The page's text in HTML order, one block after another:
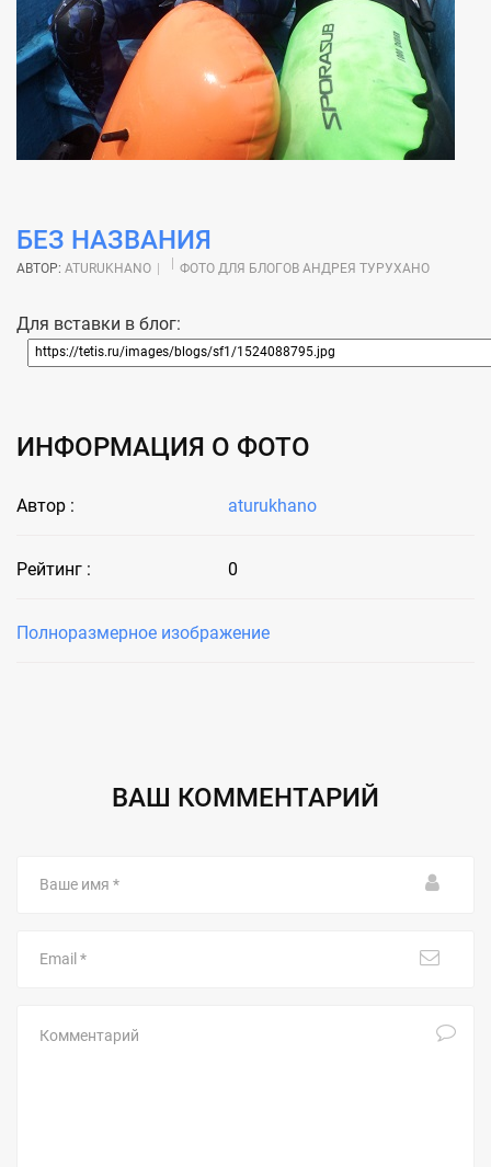
БЕЗ НАЗВАНИЯ
АВТОР: ATURUKHANO ФОТО ДЛЯ БЛОГОВ АНДРЕЯ ТУРУХАНО
Для вставки в блог:
ИНФОРМАЦИЯ О ФОТО
Автор : aturukhano
Рейтинг : 0
Полноразмерное изображение
ВАШ КОММЕНТАРИЙ
имя